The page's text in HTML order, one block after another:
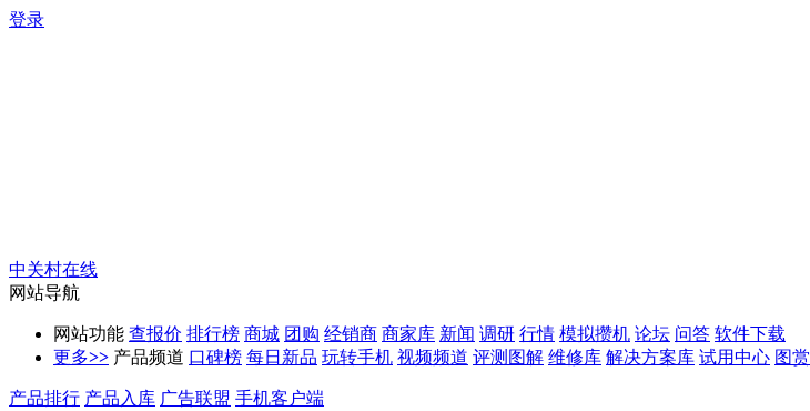
登录
中关村在线
网站导航
网站功能 查报价 排行榜 商城 团购 经销商 商家库 新闻 调研 行情 模拟攒机 论坛 问答 软件下载
更多>> 产品频道 口碑榜 每日新品 玩转手机 视频频道 评测图解 维修库 解决方案库 试用中心 图赏
产品排行 产品入库 广告联盟 手机客户端